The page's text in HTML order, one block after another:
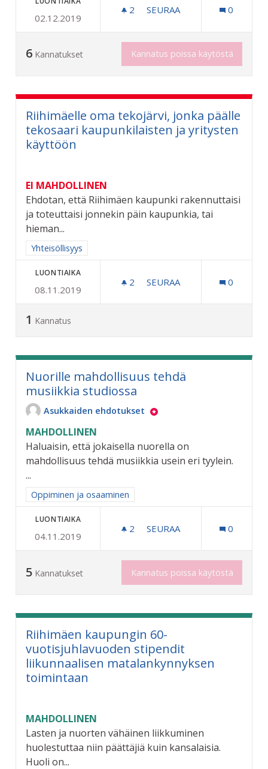
02.12.2019
2 2 SEURAAJAA
SEURAA 0
6 Kannatukset Kannatus poissa käytöstä
Riihimäelle oma tekojärvi, jonka päälle
tekosaari kaupunkilaisten ja yritysten
käyttöön
EI MAHDOLLINEN
Ehdotan, että Riihimäen kaupunki rakennuttaisi
ja toteuttaisi jonnekin päin kaupunkia, tai
hieman...
Rajaa tulokset aihepiirin mukaan: Yhteisöllisyys
Yhteisöllisyys
LUONTIAIKA
08.11.2019
2 2 SEURAAJAA
SEURAA 0
1 Kannatus
Nuorille mahdollisuus tehdä
musiikkia studiossa
Asukkaiden ehdotukset
MAHDOLLINEN
Haluaisin, että jokaisella nuorella on
mahdollisuus tehdä musiikkia usein eri tyylein.
...
Rajaa tulokset aihepiirin mukaan: Oppiminen ja osaaminen
Oppiminen ja osaaminen
LUONTIAIKA
04.11.2019
2 2 SEURAAJAA
SEURAA 0
5 Kannatukset Kannatus poissa käytöstä
Riihimäen kaupungin 60-
vuotisjuhlavuoden stipendit
liikunnaalisen matalankynnyksen
toimintaan
MAHDOLLINEN
Lasten ja nuorten vähäinen liikkuminen
huolestuttaa niin päättäjiä kuin kansalaisia.
Huoli on...